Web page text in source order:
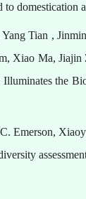
to
Tian ,
Xiao Ma, Jiajin
the
Emerson,